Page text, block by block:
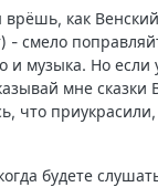
врёшь, как
- смело
и музыка. Но
мне сказки
что
будете